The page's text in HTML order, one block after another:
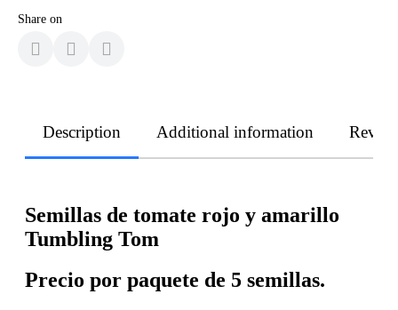
Share on
Description Additional information
Semillas de tomate rojo y amarillo
Tumbling Tom
Precio por paquete de 5 semillas.